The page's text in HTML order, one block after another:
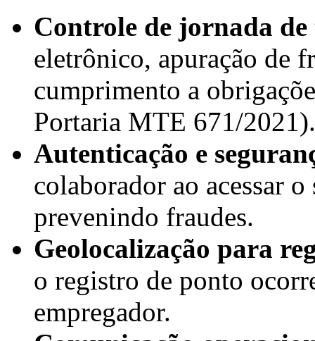
Controle de jornada
eletrônico, apuração de
cumprimento a
Portaria MTE 671/2021).
Autenticação e
colaborador ao acessar
prevenindo fraudes.
Geolocalização para
o registro de ponto
empregador.